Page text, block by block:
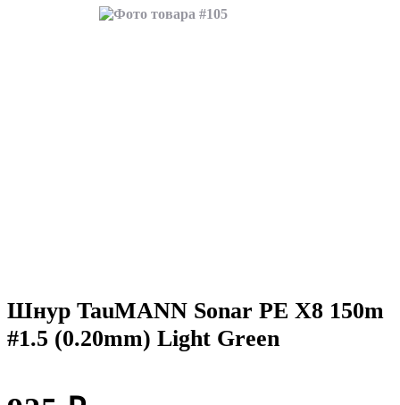
Шнур TauMANN Sonar PE X8 150m
#1.5 (0.20mm) Light Green